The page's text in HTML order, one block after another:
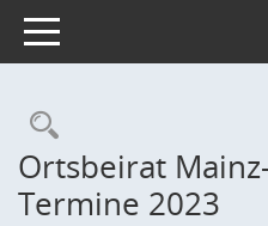
Toggle navigation
Ortsbeirat
Termine 2023